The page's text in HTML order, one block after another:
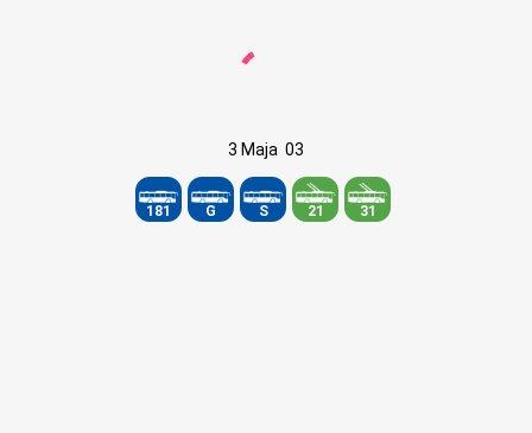
3 Maja  03
181 G S 21 31